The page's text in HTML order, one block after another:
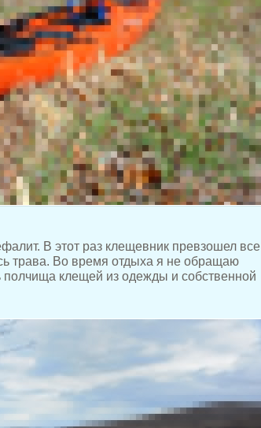
В этот раз клещевник превзошел все
трава. Во время отдыха я не обращаю
полчища клещей из одежды и собственной